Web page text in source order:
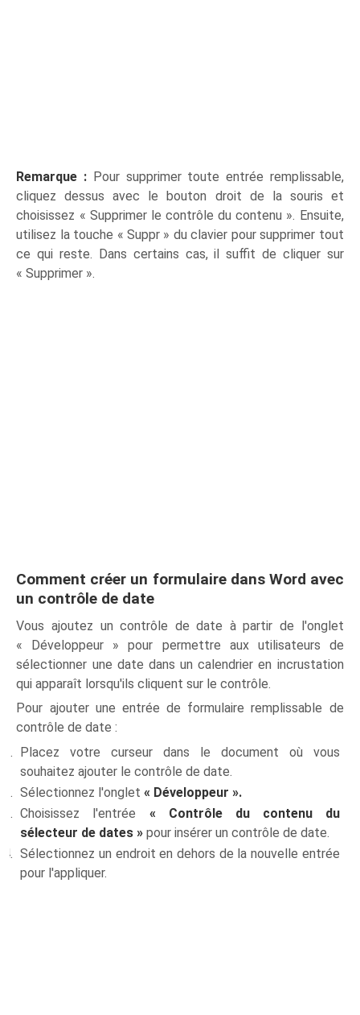
Remarque : Pour supprimer toute entrée remplissable,
cliquez dessus avec le bouton droit de la souris et
choisissez « Supprimer le contrôle du contenu ». Ensuite,
utilisez la touche « Suppr » du clavier pour supprimer tout
ce qui reste. Dans certains cas, il suffit de cliquer sur
« Supprimer ».
Comment créer un formulaire dans Word avec
un contrôle de date
Vous ajoutez un contrôle de date à partir de l'onglet
« Développeur » pour permettre aux utilisateurs de
sélectionner une date dans un calendrier en incrustation
qui apparaît lorsqu'ils cliquent sur le contrôle.
Pour ajouter une entrée de formulaire remplissable de
contrôle de date :
Placez votre curseur dans le document où vous
souhaitez ajouter le contrôle de date.
Sélectionnez l'onglet« Développeur ».
Choisissez l'entrée « Contrôle du contenu du
sélecteur de dates » pour insérer un contrôle de date.
Sélectionnez un endroit en dehors de la nouvelle entrée
pour l'appliquer.